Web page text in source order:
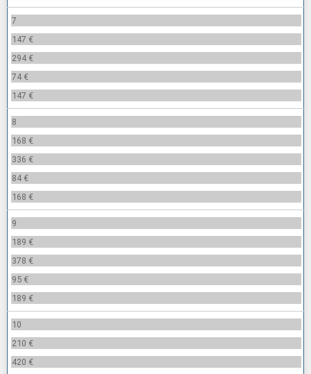
7
147 €
294 €
74 €
147 €
8
168 €
336 €
84 €
168 €
9
189 €
378 €
95 €
189 €
10
210 €
420 €